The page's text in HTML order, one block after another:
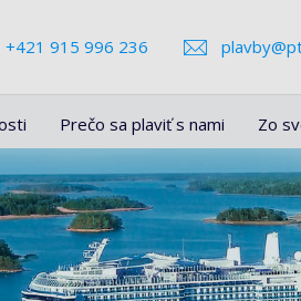
+421 915 996 236
Prečo sa plaviť s nami Zo